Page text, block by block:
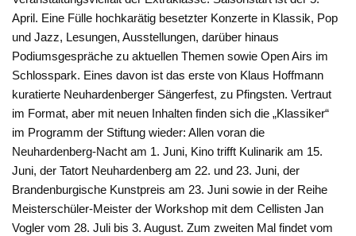
April. Eine Fülle hochkarätig besetzter Konzerte in Klassik, Pop
und Jazz, Lesungen, Ausstellungen, darüber hinaus
Podiumsgespräche zu aktuellen Themen sowie Open Airs im
Schlosspark. Eines davon ist das erste von Klaus Hoffmann
kuratierte Neuhardenberger Sängerfest, zu Pfingsten. Vertraut
im Format, aber mit neuen Inhalten finden sich die „Klassiker“
im Programm der Stiftung wieder: Allen voran die
Neuhardenberg-Nacht am 1. Juni, Kino trifft Kulinarik am 15.
Juni, der Tatort Neuhardenberg am 22. und 23. Juni, der
Brandenburgische Kunstpreis am 23. Juni sowie in der Reihe
Meisterschüler-Meister der Workshop mit dem Cellisten Jan
Vogler vom 28. Juli bis 3. August. Zum zweiten Mal findet vom